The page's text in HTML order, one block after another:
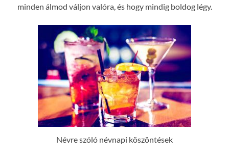
minden álmod váljon valóra, és hogy mindig boldog légy.
Névre szóló névnapi köszöntések